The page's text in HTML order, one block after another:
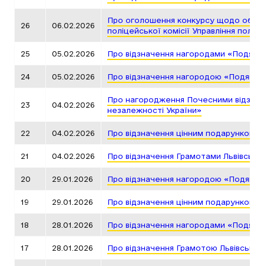
26 06.02.2026
Про оголошення конкурсу щодо
поліцейської комісії Управління
25 05.02.2026 Про відзначення нагородами «Подяка
24 05.02.2026 Про відзначення нагородою «Подяка
23 04.02.2026
Про нагородження Почесними
незалежності України»
22 04.02.2026 Про відзначення цінним подарунком
21 04.02.2026 Про відзначення Грамотами
20 29.01.2026 Про відзначення нагородою «Подяка
19 29.01.2026 Про відзначення цінним подарунком
18 28.01.2026 Про відзначення нагородами «Подяка
17 28.01.2026 Про відзначення Грамотою